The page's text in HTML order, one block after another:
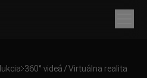
360° videá / Virtuálna realita